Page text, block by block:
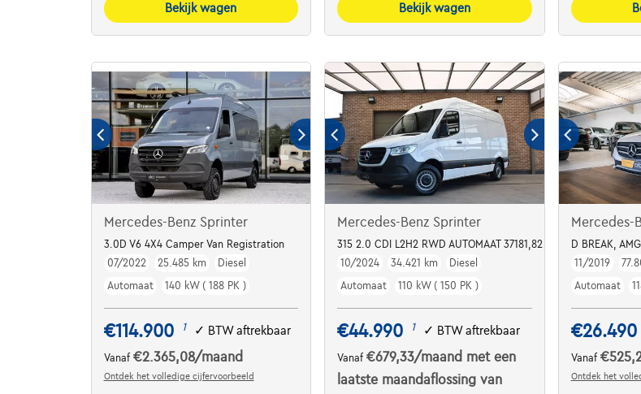
Bekijk wagen
Bekijk wagen
Mercedes-Benz Sprinter
3.0D V6 4X4 Camper Van Registration
07/2022
25.485 km
Diesel
Automaat
140 kW ( 188 PK )
€114.900 1 ✓ BTW aftrekbaar
Vanaf €2.365,08/maand
Ontdek het volledige cijfervoorbeeld
Mercedes-Benz Sprinter
315 2.0 CDI L2H2 RWD AUTOMAAT 37181,82 NETTO /
10/2024
34.421 km
Diesel
Automaat
110 kW ( 150 PK )
€44.990 1 ✓ BTW aftrekbaar
Vanaf€679,33/maand met een
laatste maandaflossing van
Mercedes-
D BREAK,
11/2019
Automaat
€26.490
Vanaf
Ontdek het